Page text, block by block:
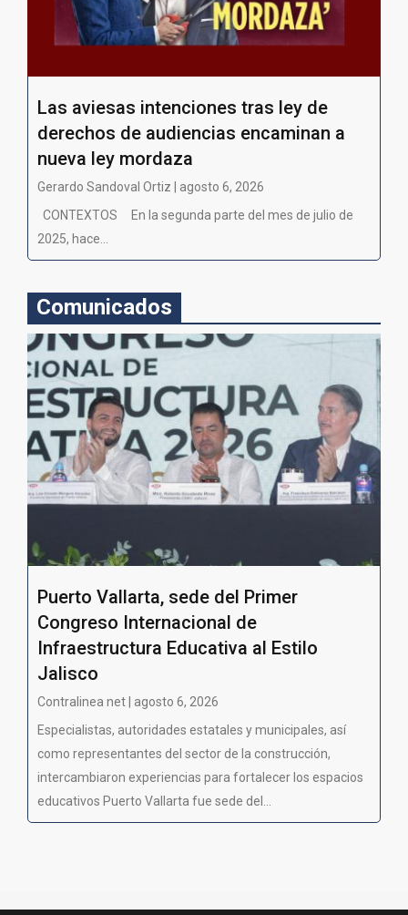
Las aviesas intenciones tras ley de
derechos de audiencias encaminan a
nueva ley mordaza
Gerardo Sandoval Ortiz | agosto 6, 2026
CONTEXTOS En la segunda parte del mes de julio de
2025, hace...
Comunicados
Puerto Vallarta, sede del Primer
Congreso Internacional de
Infraestructura Educativa al Estilo
Jalisco
Contralinea net | agosto 6, 2026
Especialistas, autoridades estatales y municipales, así
como representantes del sector de la construcción,
intercambiaron experiencias para fortalecer los espacios
educativos Puerto Vallarta fue sede del...